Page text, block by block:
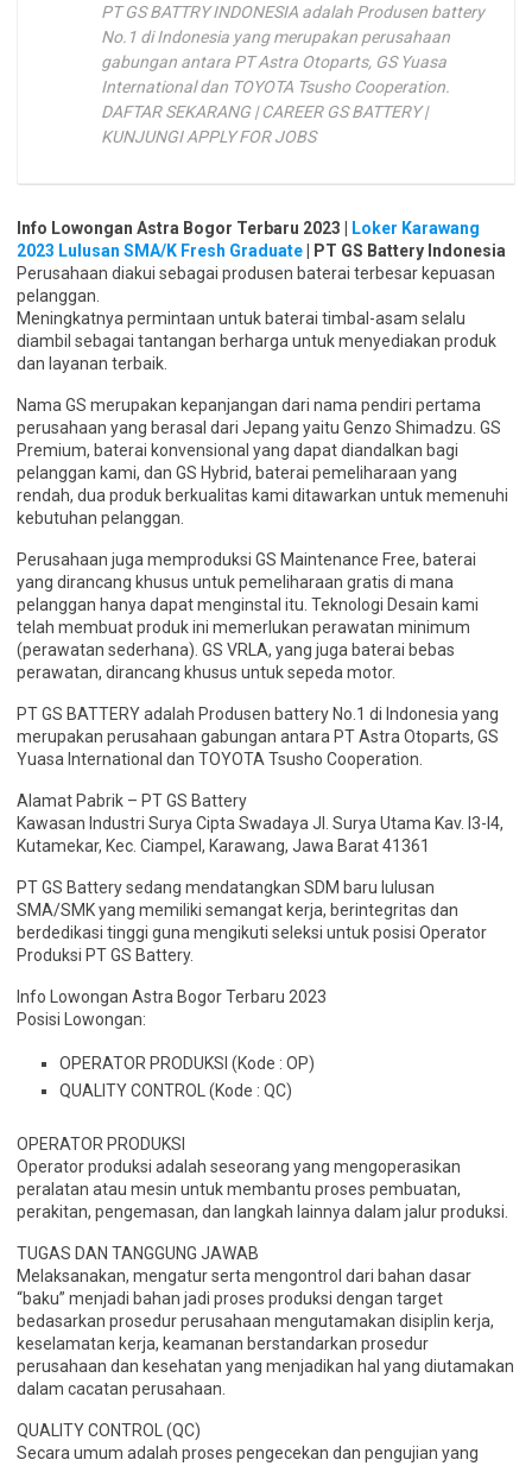
PT GS BATTRY INDONESIA adalah Produsen battery
No.1 di Indonesia yang merupakan perusahaan
gabungan antara PT Astra Otoparts, GS Yuasa
International dan TOYOTA Tsusho Cooperation.
DAFTAR SEKARANG | CAREER GS BATTERY |
KUNJUNGI APPLY FOR JOBS
Info Lowongan Astra Bogor Terbaru 2023 |
Loker Karawang
2023 Lulusan SMA/K Fresh Graduate | PT GS Battery Indonesia
Perusahaan diakui sebagai produsen baterai terbesar kepuasan
pelanggan.
Meningkatnya permintaan untuk baterai timbal-asam selalu
diambil sebagai tantangan berharga untuk menyediakan produk
dan layanan terbaik.
Nama GS merupakan kepanjangan dari nama pendiri pertama
perusahaan yang berasal dari Jepang yaitu Genzo Shimadzu. GS
Premium, baterai konvensional yang dapat diandalkan bagi
pelanggan kami, dan GS Hybrid, baterai pemeliharaan yang
rendah, dua produk berkualitas kami ditawarkan untuk memenuhi
kebutuhan pelanggan.
Perusahaan juga memproduksi GS Maintenance Free, baterai
yang dirancang khusus untuk pemeliharaan gratis di mana
pelanggan hanya dapat menginstal itu. Teknologi Desain kami
telah membuat produk ini memerlukan perawatan minimum
(perawatan sederhana). GS VRLA, yang juga baterai bebas
perawatan, dirancang khusus untuk sepeda motor.
PT GS BATTERY adalah Produsen battery No.1 di Indonesia yang
merupakan perusahaan gabungan antara PT Astra Otoparts, GS
Yuasa International dan TOYOTA Tsusho Cooperation.
Alamat Pabrik – PT GS Battery
Kawasan Industri Surya Cipta Swadaya Jl. Surya Utama Kav. I3-I4,
Kutamekar, Kec. Ciampel, Karawang, Jawa Barat 41361
PT GS Battery sedang mendatangkan SDM baru lulusan
SMA/SMK yang memiliki semangat kerja, berintegritas dan
berdedikasi tinggi guna mengikuti seleksi untuk posisi Operator
Produksi PT GS Battery.
Info Lowongan Astra Bogor Terbaru 2023
Posisi Lowongan:
OPERATOR PRODUKSI (Kode : OP)
QUALITY CONTROL (Kode : QC)
OPERATOR PRODUKSI
Operator produksi adalah seseorang yang mengoperasikan
peralatan atau mesin untuk membantu proses pembuatan,
perakitan, pengemasan, dan langkah lainnya dalam jalur produksi.
TUGAS DAN TANGGUNG JAWAB
Melaksanakan, mengatur serta mengontrol dari bahan dasar
“baku” menjadi bahan jadi proses produksi dengan target
bedasarkan prosedur perusahaan mengutamakan disiplin kerja,
keselamatan kerja, keamanan berstandarkan prosedur
perusahaan dan kesehatan yang menjadikan hal yang diutamakan
dalam cacatan perusahaan.
QUALITY CONTROL (QC)
Secara umum adalah proses pengecekan dan pengujian yang